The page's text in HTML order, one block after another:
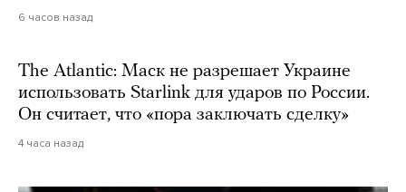
6 часов назад
The Atlantic: Маск не разрешает Украине
использовать Starlink для ударов по России.
Он считает, что «пора заключать сделку»
4 часа назад